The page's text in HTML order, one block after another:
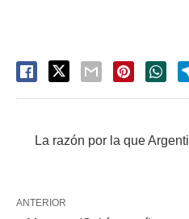
La razón por la que
ANTERIOR